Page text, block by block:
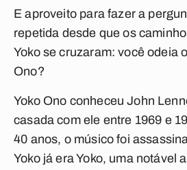
E aproveito para fazer a
repetida desde que os
Yoko se cruzaram: você odeia
Ono?
Yoko Ono conheceu John
casada com ele entre 1969 e
40 anos, o músico foi
Yoko já era Yoko, uma notável